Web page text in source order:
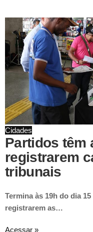
Cidades
Partidos têm
registrarem
tribunais
Termina às 19h do dia
registrarem as…
Acessar »